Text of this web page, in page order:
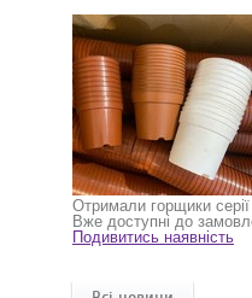
Отримали горщики
Вже доступні до
Подивитись наявність